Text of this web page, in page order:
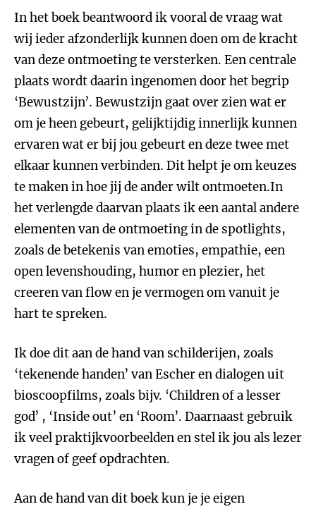
In het boek beantwoord ik vooral de vraag wat
wij ieder afzonderlijk kunnen doen om de kracht
van deze ontmoeting te versterken. Een centrale
plaats wordt daarin ingenomen door het begrip
‘Bewustzijn’. Bewustzijn gaat over zien wat er
om je heen gebeurt, gelijktijdig innerlijk kunnen
ervaren wat er bij jou gebeurt en deze twee met
elkaar kunnen verbinden. Dit helpt je om keuzes
te maken in hoe jij de ander wilt ontmoeten.In
het verlengde daarvan plaats ik een aantal andere
elementen van de ontmoeting in de spotlights,
zoals de betekenis van emoties, empathie, een
open levenshouding, humor en plezier, het
creeren van flow en je vermogen om vanuit je
hart te spreken.
Ik doe dit aan de hand van schilderijen, zoals
‘tekenende handen’ van Escher en dialogen uit
bioscoopfilms, zoals bijv. ‘Children of a lesser
god’ , ‘Inside out’ en ‘Room’. Daarnaast gebruik
ik veel praktijkvoorbeelden en stel ik jou als lezer
vragen of geef opdrachten.
Aan de hand van dit boek kun je je eigen